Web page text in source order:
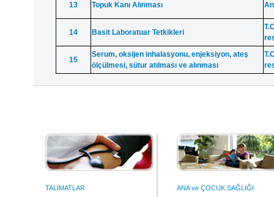
13 Topuk Kanı Alınması
14 Basit Laboratuar Tetkikleri
15
Serum, oksijen inhalasyonu, enjeksiyon, ateş
ölçülmesi, sütur atılması ve alınması
TALİMATLAR
ANA ve ÇOCUK SAĞLIĞI